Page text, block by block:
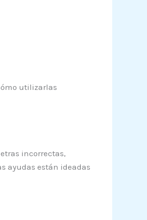
utilizarlas
incorrectas,
ayudas están ideadas